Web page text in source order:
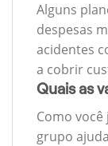
Alguns
despesas
acidentes
a cobrir
Quais as
Como
grupo